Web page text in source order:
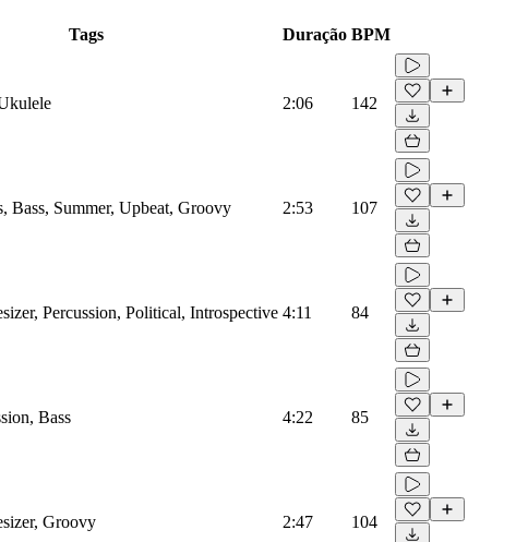
Tags Duração BPM
2:06 142
Bass, Summer, Upbeat, Groovy 2:53 107
Percussion, Political, Introspective 4:11 84
Bass 4:22 85
Groovy 2:47 104